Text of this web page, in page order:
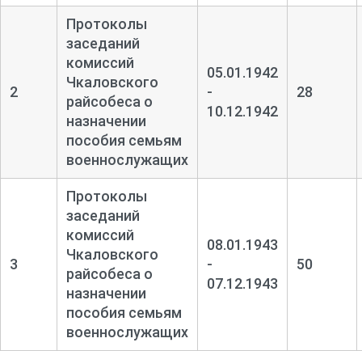
2
Протоколы
заседаний
комиссий
Чкаловского
райсобеса о
назначении
пособия семьям
военнослужащих
05.01.1942
-
10.12.1942
28
3
Протоколы
заседаний
комиссий
Чкаловского
райсобеса о
назначении
пособия семьям
военнослужащих
08.01.1943
-
07.12.1943
50